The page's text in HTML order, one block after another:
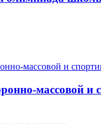
массовой и